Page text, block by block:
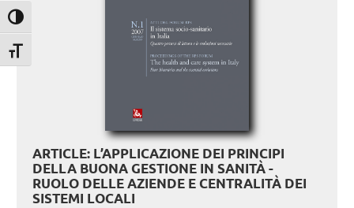
Attiva/disattiva alto contrasto
Attiva/disattiva dimensione testo
ARTICLE: L’APPLICAZIONE DEI PRINCIPI
DELLA BUONA GESTIONE IN SANITÀ -
RUOLO DELLE AZIENDE E CENTRALITÀ DEI
SISTEMI LOCALI